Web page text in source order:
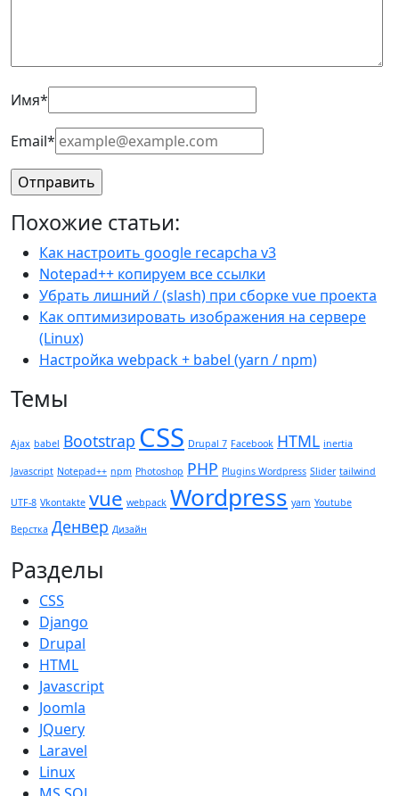
Имя*
Email*
Похожие статьи:
Как настроить google recapcha v3
Notepad++ копируем все ссылки
Убрать лишний / (slash) при сборке vue проекта
Как оптимизировать изображения на сервере
(Linux)
Настройка webpack + babel (yarn / npm)
Темы
Ajax babel Bootstrap CSS Drupal 7 Facebook HTML inertia
Javascript Notepad++ npm Photoshop PHP Plugins Wordpress Slider tailwind
UTF-8 Vkontakte vue webpack Wordpress yarn Youtube
Верстка Денвер Дизайн
Разделы
CSS
Django
Drupal
HTML
Javascript
Joomla
JQuery
Laravel
Linux